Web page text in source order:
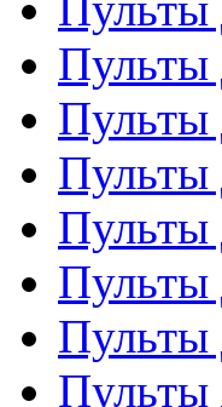
Пульты
Пульты
Пульты
Пульты
Пульты